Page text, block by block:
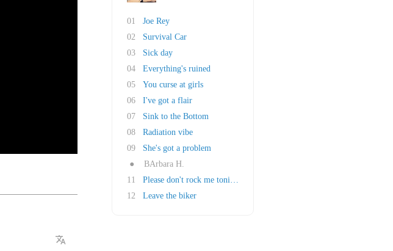
01
Joe Rey
02
Survival Car
03
Sick day
04
Everything's ruined
05
You curse at girls
06
I've got a flair
07
Sink to the Bottom
08
Radiation vibe
09
She's got a problem
●
BArbara H.
11
Please don't rock me tonight
12
Leave the biker